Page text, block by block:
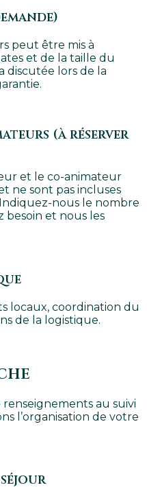
peut être mis à
et de la taille du
discutée lors de la
(à réserver
et le co-animateur
ne sont pas incluses
nous le nombre
besoin et nous les
locaux, coordination du
de la logistique.
au suivi
l’organisation de votre